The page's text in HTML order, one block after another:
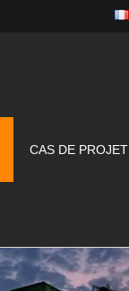
CAS DE PROJET